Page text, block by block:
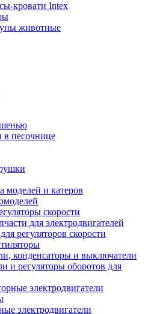
кровати Intex
животные
в песочнице
моделей и катеров
скорости
для электродвигателей
регуляторов скорости
конденсаторы и выключатели
и регуляторы оборотов для
электродвигатели
электродвигатели